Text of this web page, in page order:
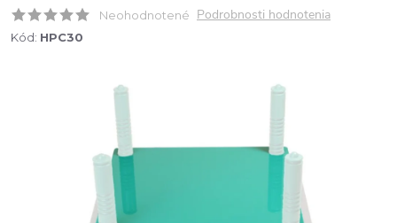
Neohodnotené Podrobnosti hodnotenia
Kód: HPC30